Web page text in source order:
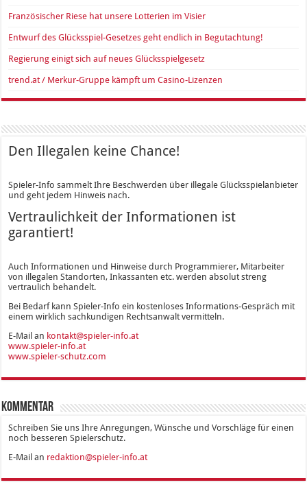
Französischer Riese hat unsere Lotterien im Visier
Entwurf des Glücksspiel-Gesetzes geht endlich in Begutachtung!
Regierung einigt sich auf neues Glücksspielgesetz
trend.at / Merkur-Gruppe kämpft um Casino-Lizenzen
Den Illegalen keine Chance!
Spieler-Info sammelt Ihre Beschwerden über illegale Glücksspielanbieter
und geht jedem Hinweis nach.
Vertraulichkeit der Informationen ist
garantiert!
Auch Informationen und Hinweise durch Programmierer, Mitarbeiter
von illegalen Standorten, Inkassanten etc. werden absolut streng
vertraulich behandelt.
Bei Bedarf kann Spieler-Info ein kostenloses Informations-Gespräch mit
einem wirklich sachkundigen Rechtsanwalt vermitteln.
E-Mail an kontakt@spieler-info.at
www.spieler-info.at
www.spieler-schutz.com
Kommentar
Schreiben Sie uns Ihre Anregungen, Wünsche und Vorschläge für einen
noch besseren Spielerschutz.
E-Mail an redaktion@spieler-info.at